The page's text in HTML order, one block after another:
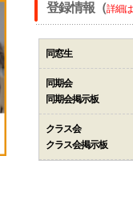
登録情報（詳細
同窓生
同期会
同期会掲示板
クラス会
クラス会掲示板